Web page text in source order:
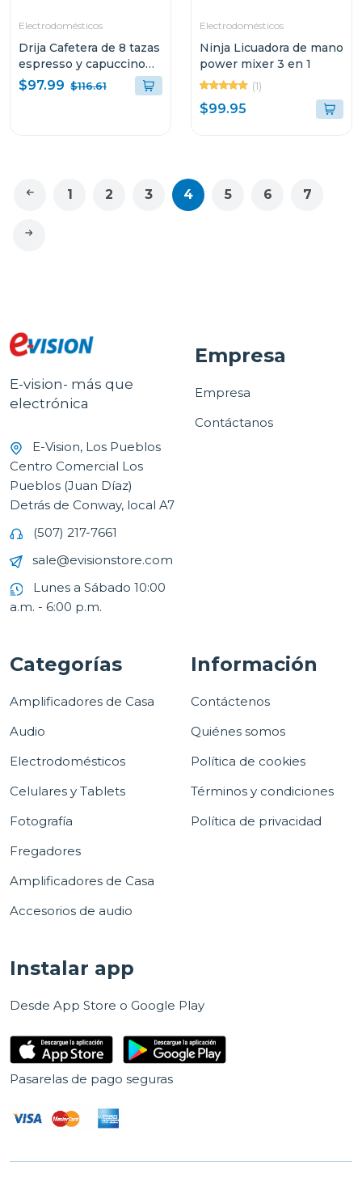
Electrodomésticos
Drija Cafetera de 8 tazas
espresso y capuccino
sistema digital con
sistema espumador
$97.99 $116.61
Electrodomésticos
Ninja Licuadora de mano
power mixer 3 en 1
(1)
$99.95
1 2 3 4 5 6 7
E-vision- más que
electrónica
E-Vision, Los Pueblos
Centro Comercial Los
Pueblos (Juan Díaz)
Detrás de Conway, local A7
(507) 217-7661
sale@evisionstore.com
Lunes a Sábado 10:00
a.m. - 6:00 p.m.
Empresa
Empresa
Contáctanos
Categorías
Amplificadores de Casa
Audio
Electrodomésticos
Celulares y Tablets
Fotografía
Fregadores
Amplificadores de Casa
Accesorios de audio
Información
Contáctenos
Quiénes somos
Política de cookies
Términos y condiciones
Política de privacidad
Instalar app
Desde App Store o Google Play
Pasarelas de pago seguras